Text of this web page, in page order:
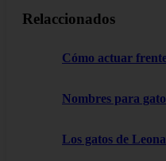
Relaccionados
Cómo actuar
Nombres para
Los gatos de